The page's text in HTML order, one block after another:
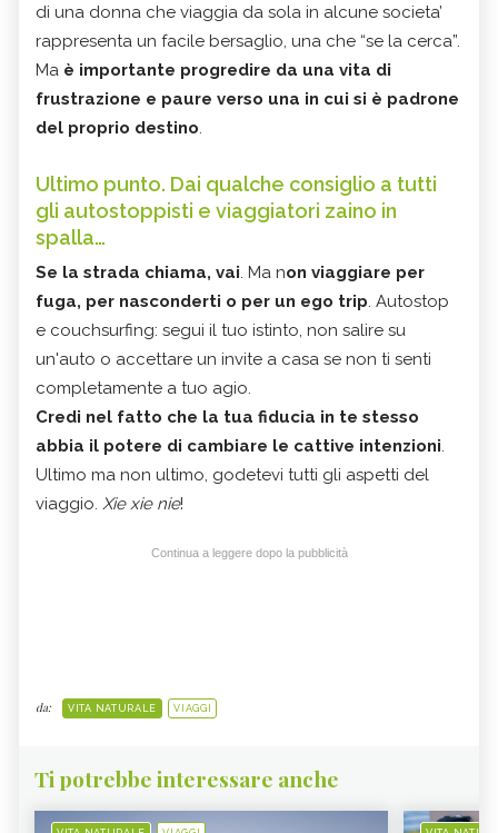
di una donna che viaggia da sola in alcune societa’
rappresenta un facile bersaglio, una che “se la cerca”.
Ma è importante progredire da una vita di
frustrazione e paure verso una in cui si è padrone
del proprio destino.
Ultimo punto. Dai qualche consiglio a tutti
gli autostoppisti e viaggiatori zaino in
spalla…
Se la strada chiama, vai. Ma non viaggiare per
fuga, per nasconderti o per un ego trip. Autostop
e couchsurfing: segui il tuo istinto, non salire su
un'auto o accettare un invite a casa se non ti senti
completamente a tuo agio.
Credi nel fatto che la tua fiducia in te stesso
abbia il potere di cambiare le cattive intenzioni.
Ultimo ma non ultimo, godetevi tutti gli aspetti del
viaggio. Xie xie nie!
Continua a leggere dopo la pubblicità
da: VITA NATURALE VIAGGI
Ti potrebbe interessare anche